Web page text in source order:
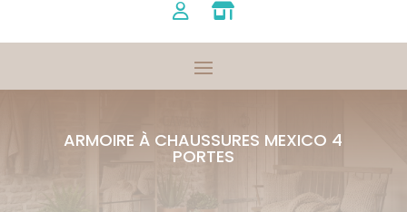
ARMOIRE À CHAUSSURES MEXICO 4
PORTES